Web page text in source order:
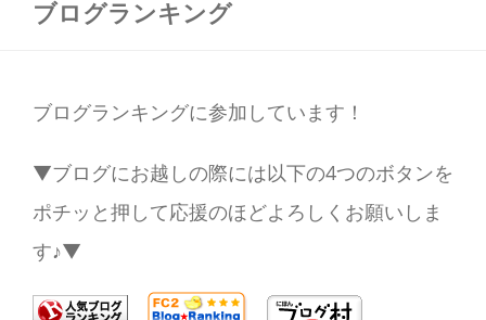
ブログランキング
ブログランキングに参加しています！
▼ブログにお越しの際には以下の4つのボタンを
ポチッと押して応援のほどよろしくお願いしま
す♪▼